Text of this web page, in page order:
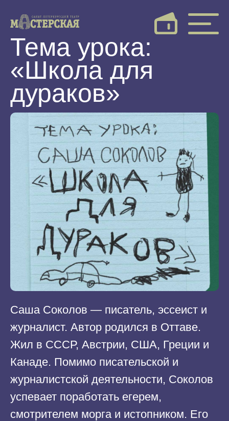
Тема урока:
«Школа для
дураков»
Саша Соколов — писатель, эссеист и
журналист. Автор родился в Оттаве.
Жил в СССР, Австрии, США, Греции и
Канаде. Помимо писательской и
журналистской деятельности, Соколов
успевает поработать егерем,
смотрителем морга и истопником. Его